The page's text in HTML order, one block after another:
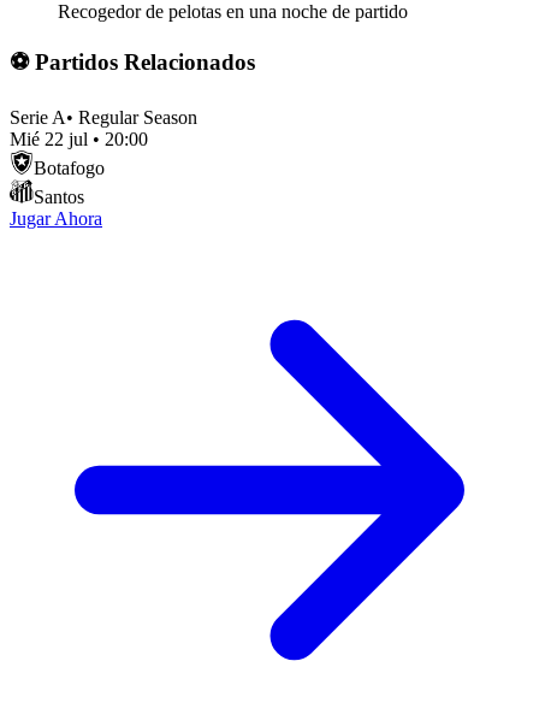
Recogedor de pelotas en una noche de partido
⚽ Partidos Relacionados
Serie A• Regular Season
Mié 22 jul • 20:00
Botafogo
Santos
Jugar Ahora